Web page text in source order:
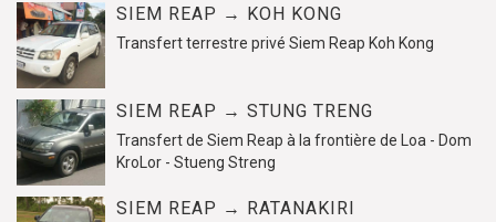
SIEM REAP → KOH KONG
Transfert terrestre privé Siem Reap Koh Kong
SIEM REAP → STUNG TRENG
Transfert de Siem Reap à la frontière de Loa - Dom
KroLor - Stueng Streng
SIEM REAP → RATANAKIRI